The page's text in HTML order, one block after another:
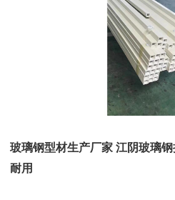
玻璃钢型材生产厂家 江阴玻璃
耐用